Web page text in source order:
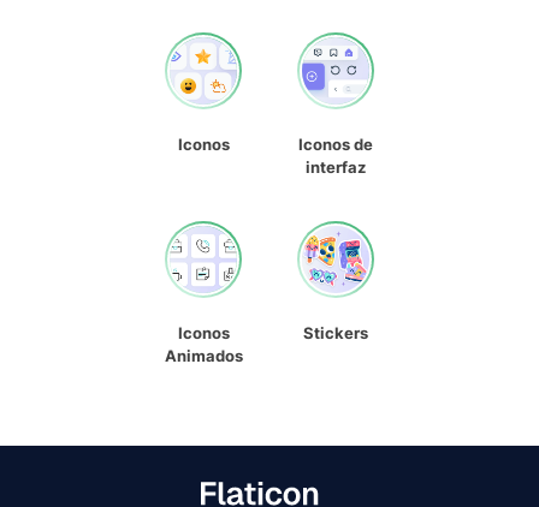
Iconos
Iconos de
interfaz
Iconos
Animados
Stickers